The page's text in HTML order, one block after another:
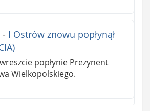
- I Ostrów znowu popłynął
popłynie Prezynent
Wielkopolskiego.